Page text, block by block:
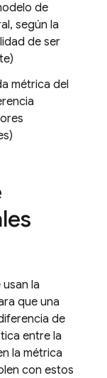
de
según la
de ser
métrica del
la
que una
de
entre la
la métrica
con estos